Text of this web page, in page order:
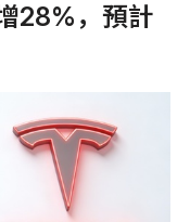
28%，預計